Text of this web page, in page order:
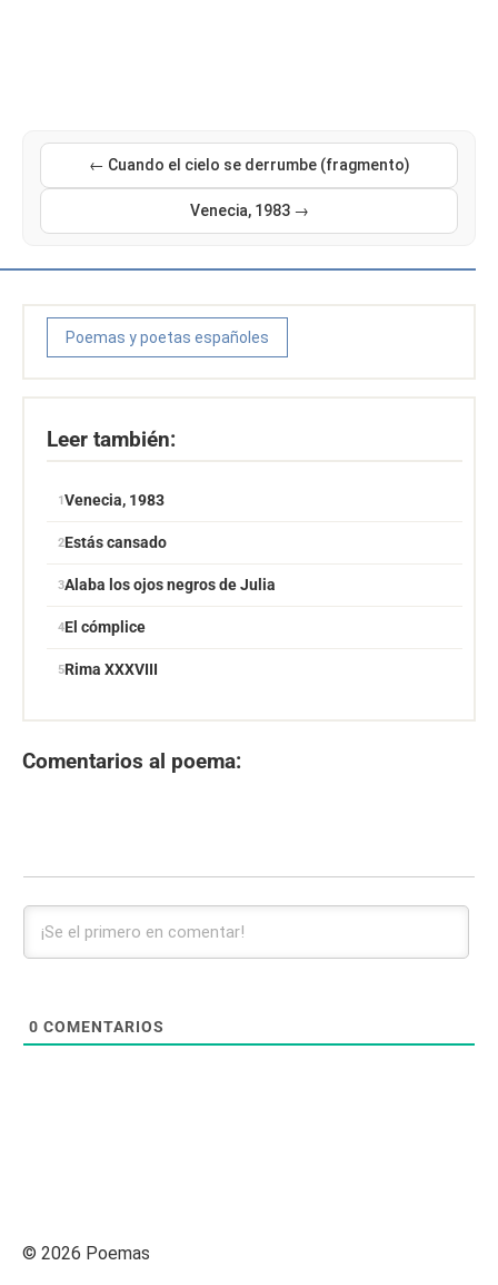
← Cuando el cielo se derrumbe (fragmento)
Venecia, 1983 →
Poemas y poetas españoles
Leer también:
Venecia, 1983
Estás cansado
Alaba los ojos negros de Julia
El cómplice
Rima XXXVIII
Comentarios al poema:
0 COMENTARIOS
© 2026 Poemas